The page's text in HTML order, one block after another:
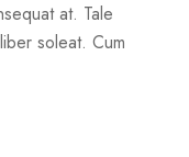
at. Tale
soleat. Cum